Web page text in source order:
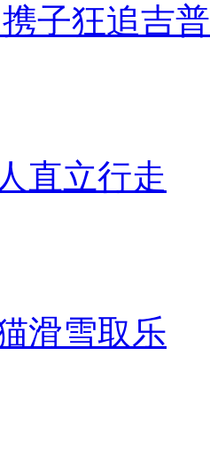
子狂追吉
直立行走
滑雪取乐